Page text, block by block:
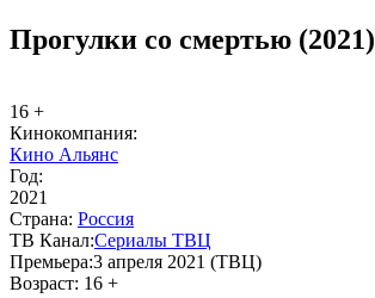
Прогулки со смертью (2021)
16 +
Ки­но­ком­па­ния:
Кино Альянс
Год:
2021
Стра­на: Рос­сия
ТВ Ка­нал:Сериалы ТВЦ
Пре­мье­ра:3 апреля 2021 (ТВЦ)
Воз­раст: 16 +